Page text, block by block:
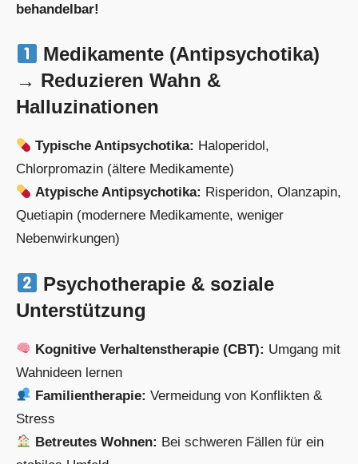
behandelbar!
Medikamente (Antipsychotika)
→ Reduzieren Wahn &
Halluzinationen
Typische Antipsychotika: Haloperidol,
Chlorpromazin (ältere Medikamente)
Atypische Antipsychotika: Risperidon, Olanzapin,
Quetiapin (modernere Medikamente, weniger
Nebenwirkungen)
Psychotherapie & soziale
Unterstützung
Kognitive Verhaltenstherapie (CBT): Umgang mit
Wahnideen lernen
Familientherapie: Vermeidung von Konflikten &
Stress
Betreutes Wohnen: Bei schweren Fällen für ein